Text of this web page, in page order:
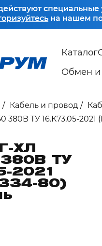
на нашем
Каталог
Обмен и
Кабель и провод
380В ТУ 16.К73,05-
ХЛ
ТУ
2021
80)